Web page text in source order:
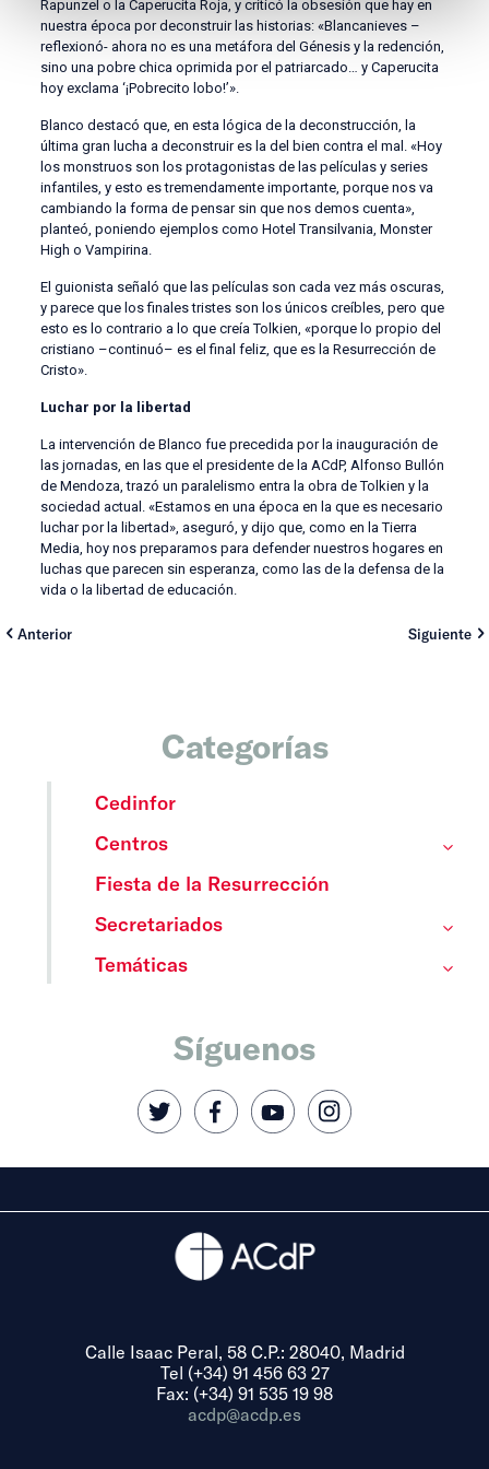
Rapunzel o la Caperucita Roja, y criticó la obsesión que hay en
nuestra época por deconstruir las historias: «Blancanieves –
reflexionó- ahora no es una metáfora del Génesis y la redención,
sino una pobre chica oprimida por el patriarcado… y Caperucita
hoy exclama ‘¡Pobrecito lobo!’».
Blanco destacó que, en esta lógica de la deconstrucción, la
última gran lucha a deconstruir es la del bien contra el mal. «Hoy
los monstruos son los protagonistas de las películas y series
infantiles, y esto es tremendamente importante, porque nos va
cambiando la forma de pensar sin que nos demos cuenta»,
planteó, poniendo ejemplos como Hotel Transilvania, Monster
High o Vampirina.
El guionista señaló que las películas son cada vez más oscuras,
y parece que los finales tristes son los únicos creíbles, pero que
esto es lo contrario a lo que creía Tolkien, «porque lo propio del
cristiano –continuó– es el final feliz, que es la Resurrección de
Cristo».
Luchar por la libertad
La intervención de Blanco fue precedida por la inauguración de
las jornadas, en las que el presidente de la ACdP, Alfonso Bullón
de Mendoza, trazó un paralelismo entra la obra de Tolkien y la
sociedad actual. «Estamos en una época en la que es necesario
luchar por la libertad», aseguró, y dijo que, como en la Tierra
Media, hoy nos preparamos para defender nuestros hogares en
luchas que parecen sin esperanza, como las de la defensa de la
vida o la libertad de educación.
Anterior Siguiente
Categorías
Cedinfor
Centros
Fiesta de la Resurrección
Secretariados
Temáticas
Síguenos
Calle Isaac Peral, 58 C.P.: 28040, Madrid
Tel (+34) 91 456 63 27
Fax: (+34) 91 535 19 98
acdp@acdp.es